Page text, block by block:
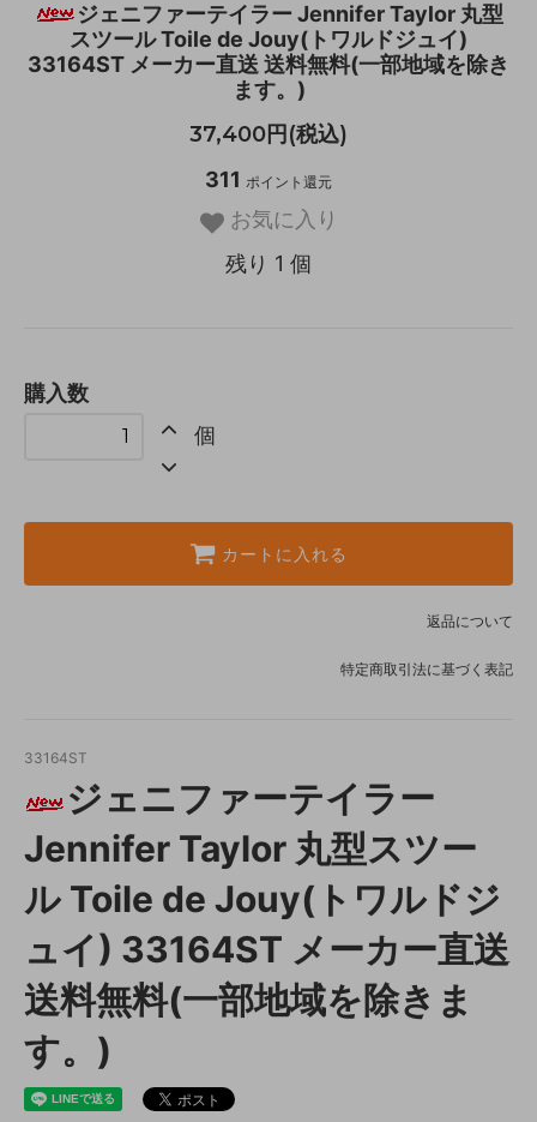
ジェニファーテイラー Jennifer Taylor 丸型
スツール Toile de Jouy(トワルドジュイ)
33164ST メーカー直送 送料無料(一部地域を除き
ます。)
37,400円(税込)
311 ポイント還元
お気に入り
残り 1 個
購入数
個
カートに入れる
返品について
特定商取引法に基づく表記
33164ST
ジェニファーテイラー
Jennifer Taylor 丸型スツー
ル Toile de Jouy(トワルドジ
ュイ) 33164ST メーカー直送
送料無料(一部地域を除きま
す。)